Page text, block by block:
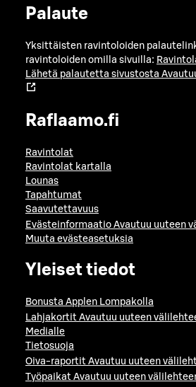
Palaute
Yksittäisten ravintoloiden
ravintoloiden omilla sivuilla:
Lähetä palautetta sivustosta
Raflaamo.fi
Ravintolat
Ravintolat kartalla
Lounas
Tapahtumat
Saavutettavuus
Evästeinformaatio Avautuu uuteen
Muuta evästeasetuksia
Yleiset tiedot
Bonusta Applen Lompakolla
Lahjakortit Avautuu uuteen
Medialle
Tietosuoja
Oiva-raportit Avautuu uuteen
Työpaikat Avautuu uuteen